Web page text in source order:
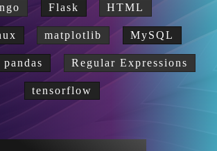
Flask HTML
matplotlib MySQL
pandas Regular Expressions
tensorflow